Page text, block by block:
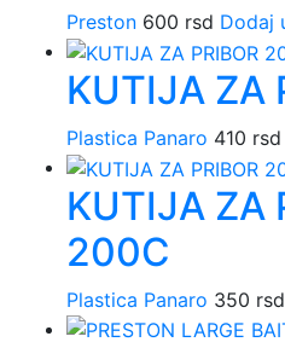
Preston 600 rsd Dodaj
KUTIJA ZA
Plastica Panaro 410 rsd
KUTIJA ZA
200C
Plastica Panaro 350 rsd